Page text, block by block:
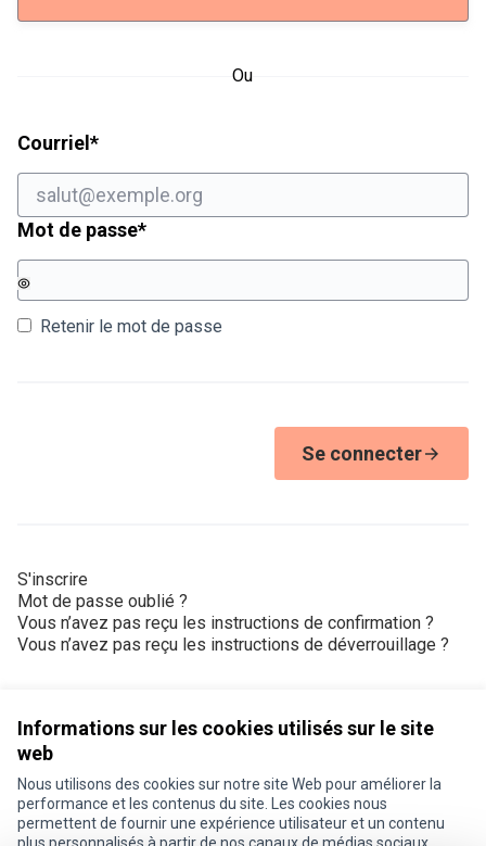
Informations sur les cookies utilisés sur le site
web
Nous utilisons des cookies sur notre site Web pour améliorer la
performance et les contenus du site. Les cookies nous
permettent de fournir une expérience utilisateur et un contenu
Ou
Courriel *Champ obligatoire
Mot de passe*Champ obligatoire
Retenir le mot de passe
Se connecter
S'inscrire
Mot de passe oublié ?
Vous n’avez pas reçu les instructions de confirmation ?
Vous n’avez pas reçu les instructions de déverrouillage ?
Conditions d'utilisation
Paramètres des cookies
Je participe ! sur X
Je participe ! sur Facebook
Je participe ! sur Instagram